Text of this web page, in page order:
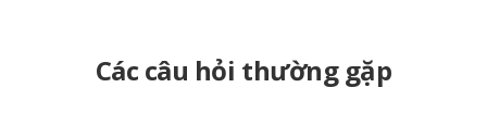
Các câu hỏi thường gặp